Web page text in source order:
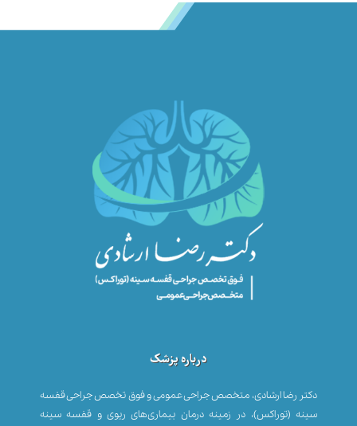
درباره پزشک
دکتر رضا ارشادی، متخصص جراحی عمومی و فوق تخصص جراحی قفسه
سینه (توراکس)، در زمینه درمان بیماری‌های ریوی و قفسه سینه